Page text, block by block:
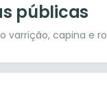
públicas
varrição, capina e